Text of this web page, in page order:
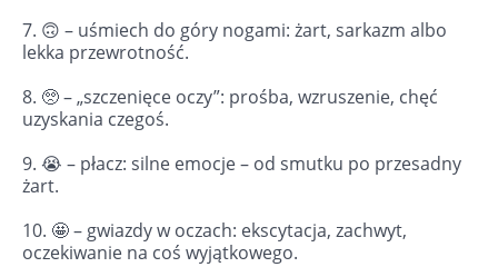
7. 🙃 – uśmiech do góry nogami: żart, sarkazm albo
lekka przewrotność.
8. 🥺 – „szczenięce oczy”: prośba, wzruszenie, chęć
uzyskania czegoś.
9. 😭 – płacz: silne emocje – od smutku po przesadny
żart.
10. 🤩 – gwiazdy w oczach: ekscytacja, zachwyt,
oczekiwanie na coś wyjątkowego.